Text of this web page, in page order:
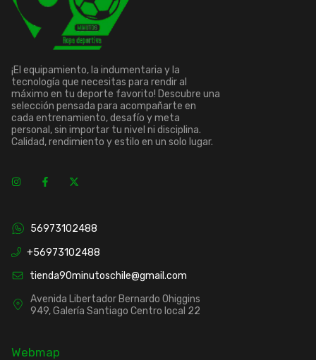
¡El equipamiento, la indumentaria y la
tecnología que necesitas para rendir al
máximo en tu deporte favorito! Descubre una
selección pensada para acompañarte en
cada entrenamiento, desafío y meta
personal, sin importar tu nivel ni disciplina.
Calidad, rendimiento y estilo en un solo lugar.
56973102488
+56973102488
tienda90minutoschile@gmail.com
Avenida Libertador Bernardo Ohiggins
949, Galería Santiago Centro local 22
Webmap